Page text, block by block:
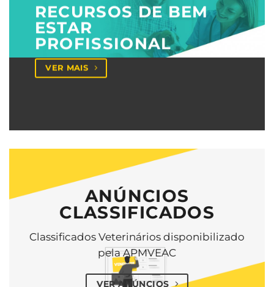
RECURSOS DE BEM
ESTAR
PROFISSIONAL
VER MAIS
ANÚNCIOS
CLASSIFICADOS
Classificados Veterinários disponibilizado
pela APMVEAC
VER ANÚNCIOS